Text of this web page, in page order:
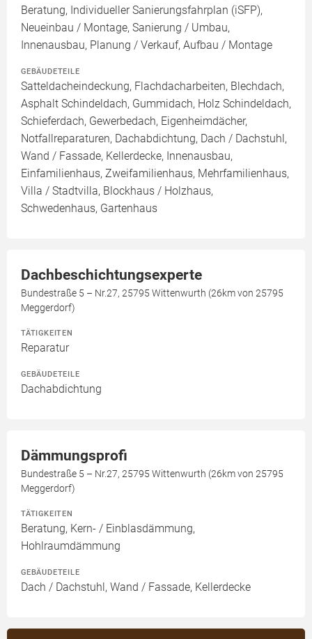
Beratung, Individueller Sanierungsfahrplan (iSFP),
Neueinbau / Montage, Sanierung / Umbau,
Innenausbau, Planung / Verkauf, Aufbau / Montage
GEBÄUDETEILE
Satteldacheindeckung, Flachdacharbeiten, Blechdach,
Asphalt Schindeldach, Gummidach, Holz Schindeldach,
Schieferdach, Gewerbedach, Eigenheimdächer,
Notfallreparaturen, Dachabdichtung, Dach / Dachstuhl,
Wand / Fassade, Kellerdecke, Innenausbau,
Einfamilienhaus, Zweifamilienhaus, Mehrfamilienhaus,
Villa / Stadtvilla, Blockhaus / Holzhaus,
Schwedenhaus, Gartenhaus
Dachbeschichtungsexperte
Bundestraße 5 – Nr.27, 25795 Wittenwurth (26km von 25795
Meggerdorf)
TÄTIGKEITEN
Reparatur
GEBÄUDETEILE
Dachabdichtung
Dämmungsprofi
Bundestraße 5 – Nr.27, 25795 Wittenwurth (26km von 25795
Meggerdorf)
TÄTIGKEITEN
Beratung, Kern- / Einblasdämmung,
Hohlraumdämmung
GEBÄUDETEILE
Dach / Dachstuhl, Wand / Fassade, Kellerdecke